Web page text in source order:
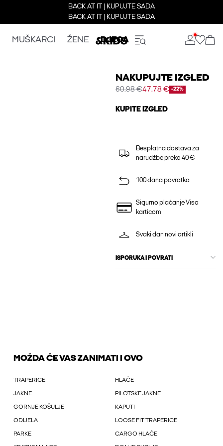
BACK AT IT | KUPUJTE SADA
BACK AT IT | KUPUJTE SADA
MUŠKARCI ŽENE DJECA
NAKUPUJTE IZGLED
60.98 €47.78 € -22%
KUPITE IZGLED
Besplatna dostava za
narudžbe preko 40 €
100 dana povratka
Sigurno plaćanje Visa
karticom
Svaki dan novi artikli
ISPORUKA I POVRATI
MOŽDA ĆE VAS ZANIMATI I OVO
TRAPERICE HLAČE
JAKNE PILOTSKE JAKNE
GORNJE KOŠULJE KAPUTI
ODIJELA LOOSE FIT TRAPERICE
PARKE CARGO HLAČE